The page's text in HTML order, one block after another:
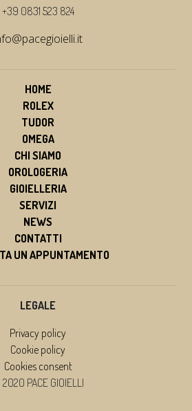
+39 0831 523 824
HOME
ROLEX
TUDOR
OMEGA
CHI SIAMO
OROLOGERIA
GIOIELLERIA
SERVIZI
NEWS
CONTATTI
UN APPUNTAMENTO
LEGALE
Privacy policy
Cookie policy
Cookies consent
PACE GIOIELLI